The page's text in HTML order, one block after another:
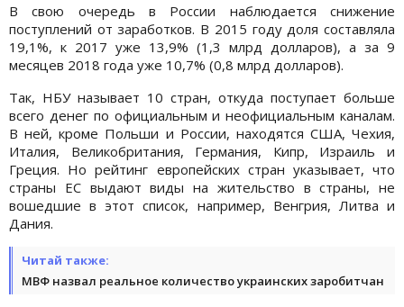
В свою очередь в России наблюдается снижение
поступлений от заработков. В 2015 году доля составляла
19,1%, к 2017 уже 13,9% (1,3 млрд долларов), а за 9
месяцев 2018 года уже 10,7% (0,8 млрд долларов).
Так, НБУ называет 10 стран, откуда поступает больше
всего денег по официальным и неофициальным каналам.
В ней, кроме Польши и России, находятся США, Чехия,
Италия, Великобритания, Германия, Кипр, Израиль и
Греция. Но рейтинг европейских стран указывает, что
страны ЕС выдают виды на жительство в страны, не
вошедшие в этот список, например, Венгрия, Литва и
Дания.
Читай также:
МВФ назвал реальное количество украинских заробитчан